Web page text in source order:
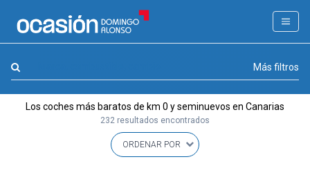
FILTROS
APPROVED
Más filtros
Los coches más baratos de km 0 y seminuevos en Canarias
232 resultados encontrados